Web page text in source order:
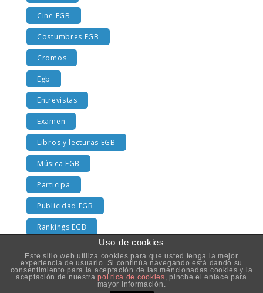
Cine EGB
Costumbres EGB
Cromos
Egb
Entrevistas
Examen
Libros y lecturas EGB
Música EGB
Participa
Publicidad EGB
Rankings EGB
Televisión
Uso de cookies
Este sitio web utiliza cookies para que usted tenga la mejor
experiencia de usuario. Si continúa navegando está dando su
consentimiento para la aceptación de las mencionadas cookies y la
aceptación de nuestrapolítica de cookies, pinche el enlace para
mayor información.